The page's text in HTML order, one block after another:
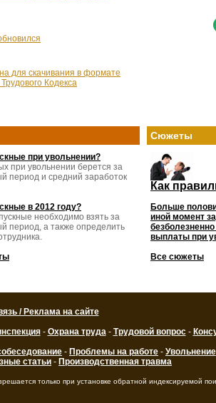
для скачивания в формате
Кодекса
при увольнении?
при увольнении берется за
период и средний заработок
в 2012 году?
необходимо взять за
период, а также определить
Сюжеты
Как
Больше
иной момент
выплаты при
Все сюжеты
/ Реклама на сайте
- Охрана труда- Трудовой вопрос-
- Проблемы на работе - Увольнение
статьи - Производственная травма
только при установке обратной индексируемой